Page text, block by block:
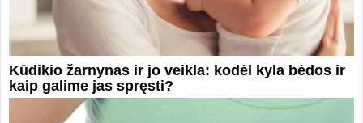
Kūdikio žarnynas ir jo veikla: kodėl kyla bėdos ir
kaip galime jas spręsti?